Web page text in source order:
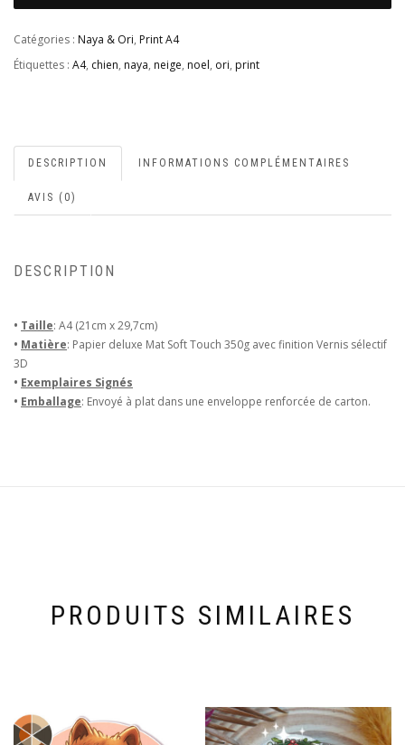
Catégories : Naya & Ori, Print A4
Étiquettes : A4, chien, naya, neige, noel, ori, print
DESCRIPTION INFORMATIONS COMPLÉMENTAIRES
AVIS (0)
DESCRIPTION
• Taille: A4 (21cm x 29,7cm)
• Matière: Papier deluxe Mat Soft Touch 350g avec finition Vernis sélectif
3D
• Exemplaires Signés
• Emballage: Envoyé à plat dans une enveloppe renforcée de carton.
PRODUITS SIMILAIRES